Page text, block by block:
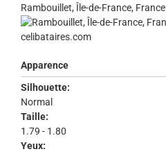
Rambouillet, Île-de-France, France
Apparence
Silhouette:
Normal
Taille:
1.79 - 1.80
Yeux: